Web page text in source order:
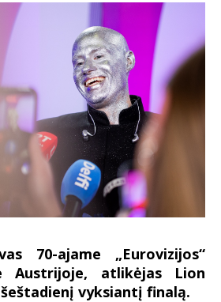
70-ajame „Eurovizijos“
Austrijoje, atlikėjas Lion
vyksiantį finalą.